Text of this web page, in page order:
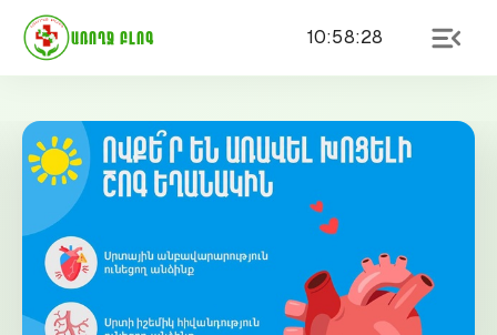
ԱՌՈՂՋ ԲԼՈԳ 10:58:28